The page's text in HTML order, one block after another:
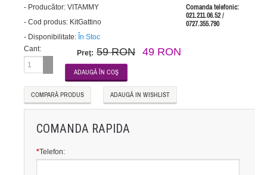
Comanda telefonic:
021.211.06.52 /
0727.355.790
- Producător: VITAMMY
- Cod produs: KitGattino
- Disponibilitate: În Stoc
Cant:
Preţ: 59 RON 49 RON
COMPARĂ PRODUS ADAUGĂ IN WISHLIST
COMANDA RAPIDA
*Telefon: